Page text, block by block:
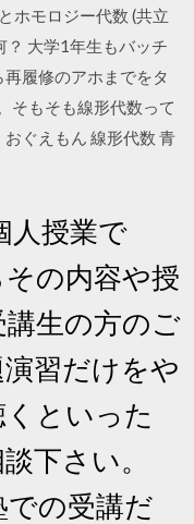
ホモロジー代数 (共立
大学1年生もバッチ
履修のアホまでをタ
そもそも線形代数って
ぐえもん 線形代数 青
人授業で
の内容や授
生の方のご
習だけをや
といった
下さい。
での受講だ